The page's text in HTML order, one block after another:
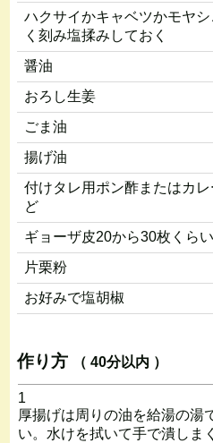
ハクサイかキャベツかモヤ
く刻み塩揉みしておく
醤油
おろし生姜
ごま油
揚げ油
付けタレ用ポン酢またはカレ
ど
ギョーザ皮20から30枚くらい
片栗粉
お好みで塩胡椒
作り方 （ 40分以内 ）
1
厚揚げは周りの油を給湯の湯
い。水けを拭いて手で潰しま